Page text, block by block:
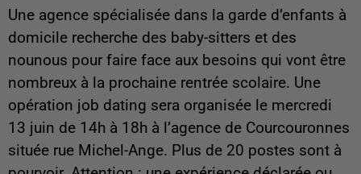
Une agence spécialisée dans la garde d’enfants à
domicile recherche des baby-sitters et des
nounous pour faire face aux besoins qui vont être
nombreux à la prochaine rentrée scolaire. Une
opération job dating sera organisée le mercredi
13 juin de 14h à 18h à l’agence de Courcouronnes
située rue Michel-Ange. Plus de 20 postes sont à